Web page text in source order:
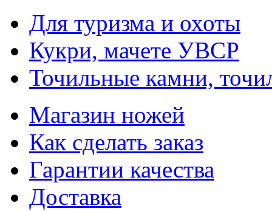
Для туризма и охоты
Кукри, мачете УВСР
Точильные камни,
Магазин ножей
Как сделать заказ
Гарантии качества
Доставка